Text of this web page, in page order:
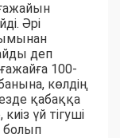
Әрі
деп
100-
көлдің
қабаққа
үй тігуші
болып